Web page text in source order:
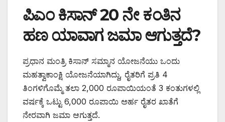
ಪಿಎಂ ಕಿಸಾನ್ 20 ನೇ ಕಂತಿನ
ಹಣ ಯಾವಾಗ ಜಮಾ ಆಗುತ್ತದೆ?
ಪ್ರಧಾನ ಮಂತ್ರಿ ಕಿಸಾನ್ ಸಮ್ಮಾನ ಯೋಜನೆಯು ಒಂದು
ಮಹತ್ವಾಕಾಂಕ್ಷಿ ಯೋಜನೆಯಾಗಿದ್ದು, ರೈತರಿಗೆ ಪ್ರತಿ 4
ತಿಂಗಳಿಗೊಮ್ಮೆ ತಲಾ 2,000 ರೂಪಾಯಿಯಂತೆ 3 ಕಂತುಗಳಲ್ಲಿ
ವರ್ಷಕ್ಕೆ ಒಟ್ಟು 6,000 ರೂಪಾಯಿ ಅರ್ಹ ರೈತರ ಖಾತೆಗೆ
ನೇರವಾಗಿ ಜಮಾ ಆಗುತ್ತದೆ.